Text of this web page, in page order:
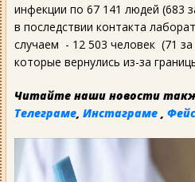
инфекции по 67 141 людей (683
в последствии контакта
случаем - 12 503 человек (71
которые вернулись из-за
Читайте наши новости
Телеграме Инстаграме